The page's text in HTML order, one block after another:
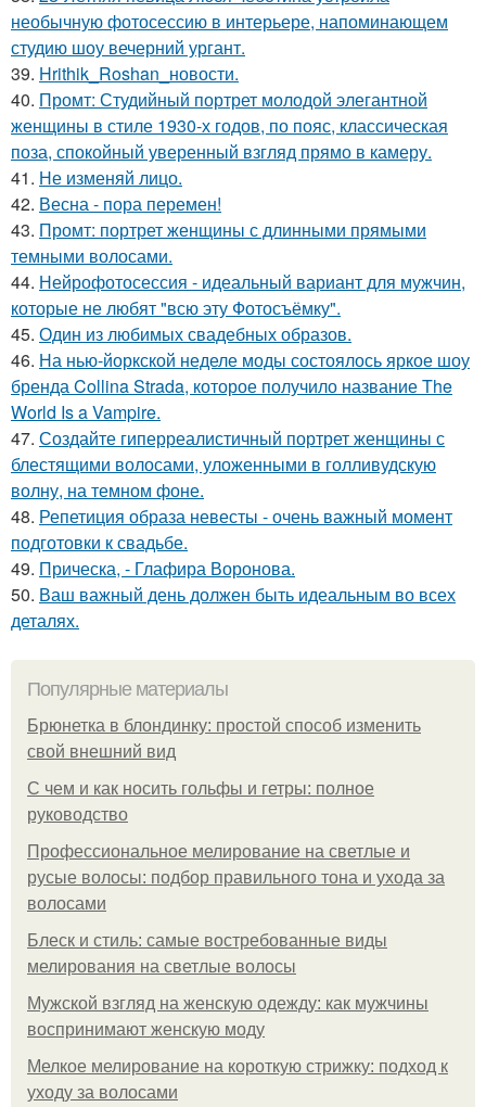
необычную фотосессию в интерьере, напоминающем
студию шоу вечерний ургант.
39. Hrithik_Roshan_новости.
40. Промт: Студийный портрет молодой элегантной
женщины в стиле 1930-х годов, по пояс, классическая
поза, спокойный уверенный взгляд прямо в камеру.
41. Не изменяй лицо.
42. Весна - пора перемен!
43. Промт: портрет женщины с длинными прямыми
темными волосами.
44. Нейрофотосессия - идеальный вариант для мужчин,
которые не любят "всю эту Фотосъёмку".
45. Один из любимых свадебных образов.
46. На нью-йоркской неделе моды состоялось яркое шоу
бренда Collina Strada, которое получило название The
World Is a Vampire.
47. Создайте гиперреалистичный портрет женщины с
блестящими волосами, уложенными в голливудскую
волну, на темном фоне.
48. Репетиция образа невесты - очень важный момент
подготовки к свадьбе.
49. Прическа, - Глафира Воронова.
50. Ваш важный день должен быть идеальным во всех
деталях.
Популярные материалы
Брюнетка в блондинку: простой способ изменить
свой внешний вид
С чем и как носить гольфы и гетры: полное
руководство
Профессиональное мелирование на светлые и
русые волосы: подбор правильного тона и ухода за
волосами
Блеск и стиль: самые востребованные виды
мелирования на светлые волосы
Мужской взгляд на женскую одежду: как мужчины
воспринимают женскую моду
Мелкое мелирование на короткую стрижку: подход к
уходу за волосами